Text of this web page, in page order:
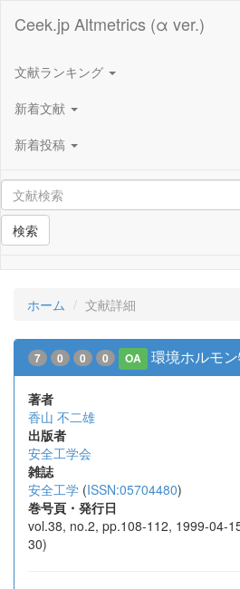
Ceek.jp Altmetrics (α ver.)
文献ランキング
新着文献
新着投稿
検索
ホーム 文献詳細
7 0 0 0 OA 環境ホルモ
著者
香山 不二雄
出版者
安全工学会
雑誌
安全工学 (ISSN:05704480)
巻号頁・発行日
vol.38, no.2, pp.108-112, 1999-04-
30)